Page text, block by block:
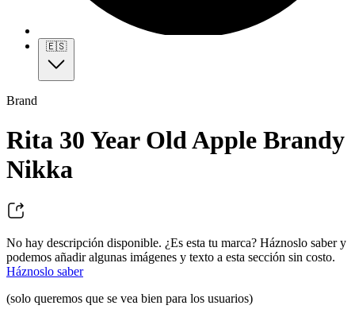
🇪🇸
Brand
Rita 30 Year Old Apple Brandy
Nikka
No hay descripción disponible. ¿Es esta tu marca? Háznoslo saber y
podemos añadir algunas imágenes y texto a esta sección sin costo.
Háznoslo saber
(solo queremos que se vea bien para los usuarios)